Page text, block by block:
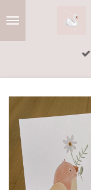
hoofdinhoud